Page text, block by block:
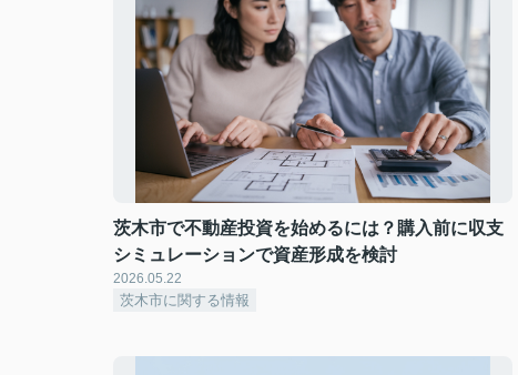
茨木市で不動産投資を始めるには？購入前に収支
シミュレーションで資産形成を検討
2026.05.22
茨木市に関する情報